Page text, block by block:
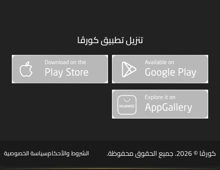
تنزيل تطبيق كورڤا
كورڤا © 2026. جميع الحقوق محفوظة. الشروط والأحكامسياسة الخصوصية